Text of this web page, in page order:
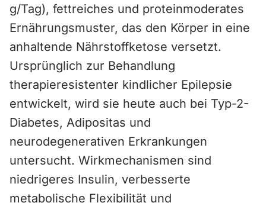
g/Tag), fettreiches und proteinmoderates
Ernährungsmuster, das den Körper in eine
anhaltende Nährstoffketose versetzt.
Ursprünglich zur Behandlung
therapieresistenter kindlicher Epilepsie
entwickelt, wird sie heute auch bei Typ-2-
Diabetes, Adipositas und
neurodegenerativen Erkrankungen
untersucht. Wirkmechanismen sind
niedrigeres Insulin, verbesserte
metabolische Flexibilität und